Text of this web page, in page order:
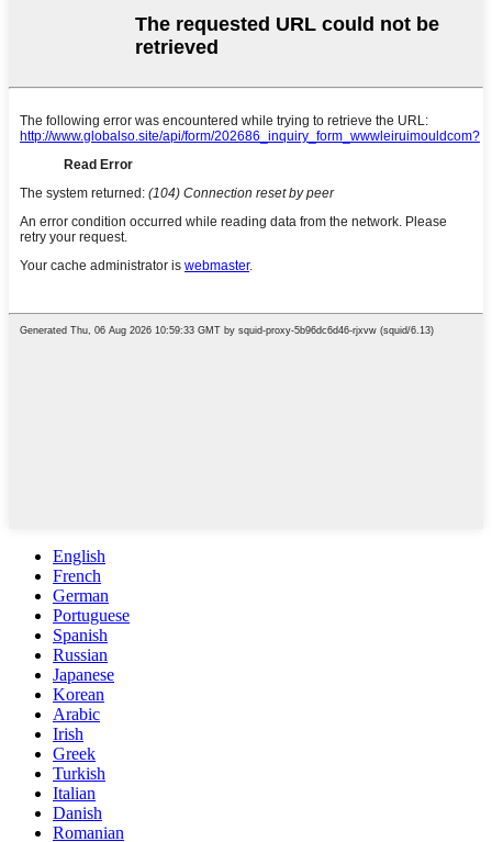
English
French
German
Portuguese
Spanish
Russian
Japanese
Korean
Arabic
Irish
Greek
Turkish
Italian
Danish
Romanian